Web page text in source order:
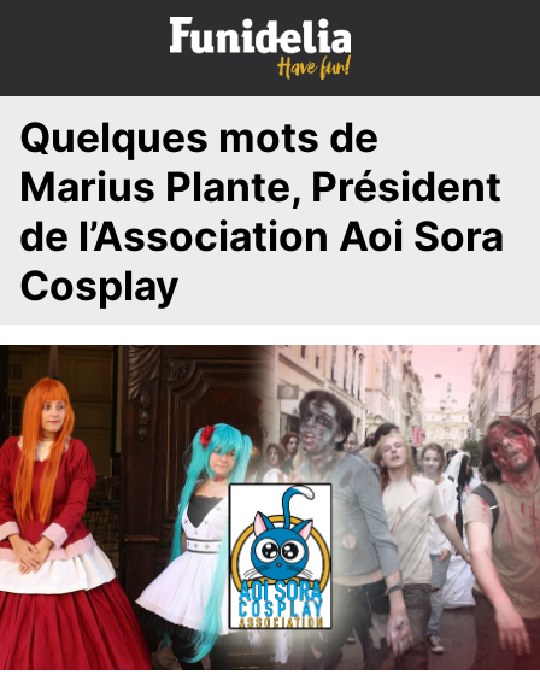
p
Quelques mots de
Marius Plante, Président
de l’Association Aoi Sora
Cosplay